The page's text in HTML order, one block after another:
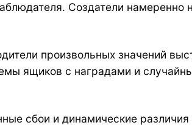
Создатели намеренно
произвольных значений
ящиков с наградами и
сбои и динамические различия